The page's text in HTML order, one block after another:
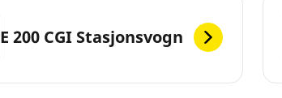
E 200 CGI Stasjonsvogn